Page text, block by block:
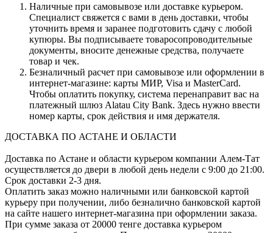
Наличные при самовывозе или доставке курьером.
Специалист свяжется с вами в день доставки, чтобы
уточнить время и заранее подготовить сдачу с любой
купюры. Вы подписываете товаросопроводительные
документы, вносите денежные средства, получаете
товар и чек.
Безналичный расчет при самовывозе или оформлении в
интернет-магазине: карты МИР, Visa и MasterCard.
Чтобы оплатить покупку, система перенаправит вас на
платежный шлюз Alatau City Bank. Здесь нужно ввести
номер карты, срок действия и имя держателя.
ДОСТАВКА ПО АСТАНЕ И ОБЛАСТИ
Доставка по Астане и области курьером компании Алем-Тат
осуществляется до двери в любой день недели с 9:00 до 21:00.
Срок доставки 2-3 дня.
Оплатить заказ можно наличными или банковской картой
курьеру при получении, либо безналично банковской картой
на сайте нашего интернет-магазина при оформлении заказа.
При сумме заказа от 20000 тенге доставка курьером